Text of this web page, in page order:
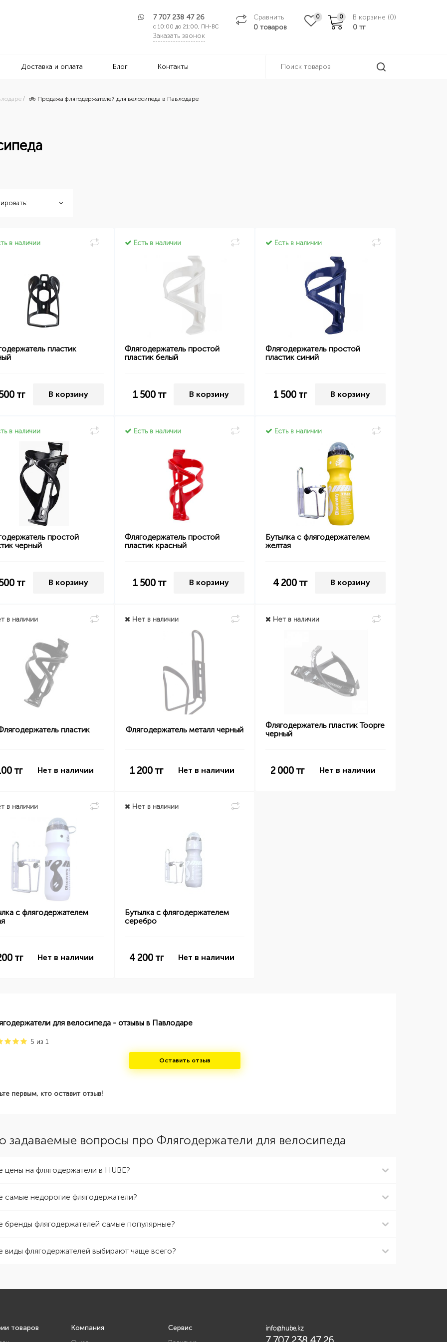
7 707 238 47 26
с 10:00 до 21:00, ПН-ВС
Заказать звонок
Сравнить
0 товаров
0 0 В корзине (0)
0 тг
Доставка и оплата Блог Контакты
🚲 Продажа флягодержателей для велосипеда в Павлодаре
в наличии
пластик
тг В корзину
Есть в наличии
Флягодержатель простой
пластик белый
1 500тг В корзину
Есть в наличии
Флягодержатель простой
пластик синий
1 500 тг В корзину
в наличии
простой
черный
тг В корзину
Есть в наличии
Флягодержатель простой
пластик красный
1 500тг В корзину
Есть в наличии
Бутылка с флягодержателем
желтая
4 200 тг В корзину
в наличии
пластик
тг Нет в наличии
Нет в наличии
Флягодержатель металл черный
1 200 тг Нет в наличии
Нет в наличии
Флягодержатель пластик Toopre
черный
2 000 тг Нет в наличии
в наличии
с флягодержателем
тг Нет в наличии
Нет в наличии
Бутылка с флягодержателем
серебро
4 200 тг Нет в наличии
для велосипеда - отзывы в Павлодаре
5 из 1
Оставить отзыв
первым, кто оставит отзыв!
задаваемые вопросы про Флягодержатели для велосипеда
цены на флягодержатели в HUBE?
самые недорогие флягодержатели?
бренды флягодержателей самые популярные?
виды флягодержателей выбирают чаще всего?
товаров Компания Сервис info@hube.kz